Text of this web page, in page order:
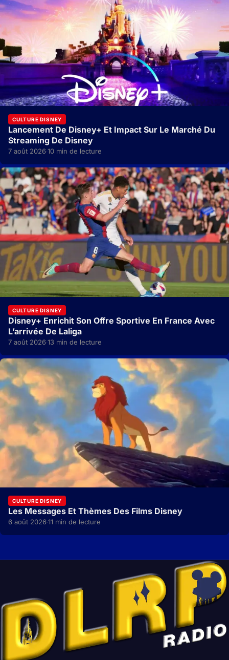
CULTURE DISNEY
Lancement De Disney+ Et Impact Sur Le Marché Du
Streaming De Disney
7 août 2026·10 min de lecture
CULTURE DISNEY
Disney+ Enrichit Son Offre Sportive En France Avec
L’arrivée De Laliga
7 août 2026·13 min de lecture
CULTURE DISNEY
Les Messages Et Thèmes Des Films Disney
6 août 2026·11 min de lecture